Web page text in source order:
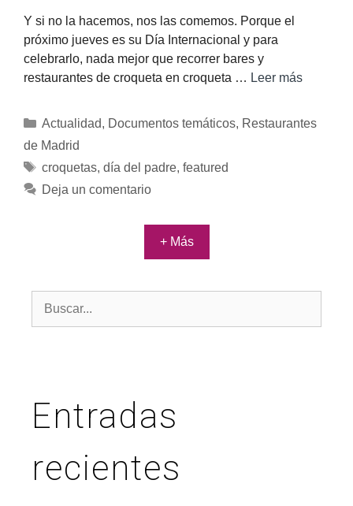
Y si no la hacemos, nos las comemos. Porque el
próximo jueves es su Día Internacional y para
celebrarlo, nada mejor que recorrer bares y
restaurantes de croqueta en croqueta … Leer más
Actualidad, Documentos temáticos, Restaurantes
de Madrid
croquetas, día del padre, featured
Deja un comentario
+ Más
Entradas
recientes